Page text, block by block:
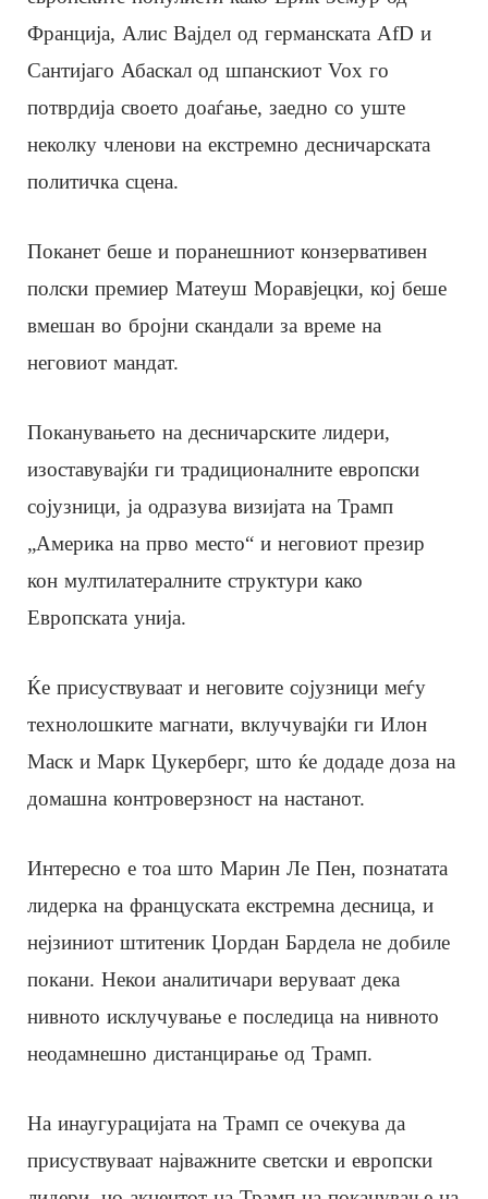
Франција, Алис Вајдел од германската AfD и
Сантијаго Абаскал од шпанскиот Vox го
потврдија своето доаѓање, заедно со уште
неколку членови на екстремно десничарската
политичка сцена.
Поканет беше и поранешниот конзервативен
полски премиер Матеуш Моравјецки, кој беше
вмешан во бројни скандали за време на
неговиот мандат.
Поканувањето на десничарските лидери,
изоставувајќи ги традиционалните европски
сојузници, ја одразува визијата на Трамп
„Америка на прво место“ и неговиот презир
кон мултилатералните структури како
Европската унија.
Ќе присуствуваат и неговите сојузници меѓу
технолошките магнати, вклучувајќи ги Илон
Маск и Марк Цукерберг, што ќе додаде доза на
домашна контроверзност на настанот.
Интересно е тоа што Марин Ле Пен, познатата
лидерка на француската екстремна десница, и
нејзиниот штитеник Џордан Бардела не добиле
покани. Некои аналитичари веруваат дека
нивното исклучување е последица на нивното
неодамнешно дистанцирање од Трамп.
На инаугурацијата на Трамп се очекува да
присуствуваат најважните светски и европски